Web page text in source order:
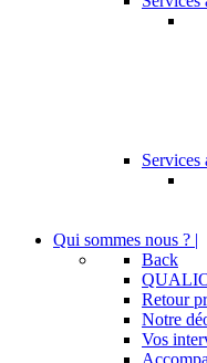
Services
Qui sommes nous ? |
Back
Retour
Notre
Vos